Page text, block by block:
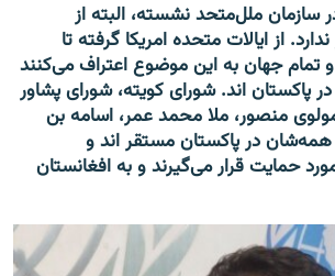
سازمان ملل‌متحد نشسته، البته از
از ایالات متحده امریکا گرفته تا
تمام جهان به این موضوع اعتراف می‌کنند
پاکستان اند. شورای کویته، شورای پشاور
منصور، ملا محمد عمر، اسامه بن
در پاکستان مستقر اند و
حمایت قرار می‌گیرند و به افغانستان